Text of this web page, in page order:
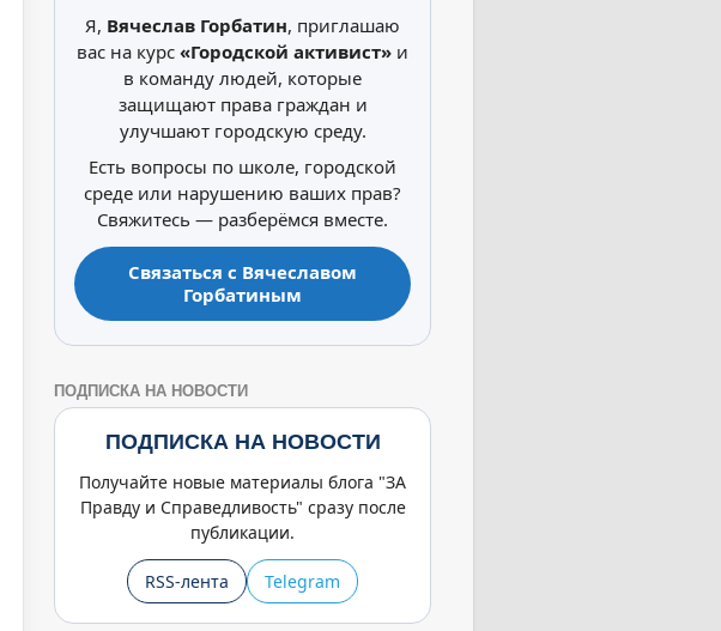
Я, Вячеслав Горбатин, приглашаю
вас на курс «Городской активист» и
в команду людей, которые
защищают права граждан и
улучшают городскую среду.
Есть вопросы по школе, городской
среде или нарушению ваших прав?
Свяжитесь — разберёмся вместе.
Связаться с Вячеславом
Горбатиным
ПОДПИСКА НА НОВОСТИ
ПОДПИСКА НА НОВОСТИ
Получайте новые материалы блога "ЗА
Правду и Справедливость" сразу после
публикации.
RSS-лента Telegram